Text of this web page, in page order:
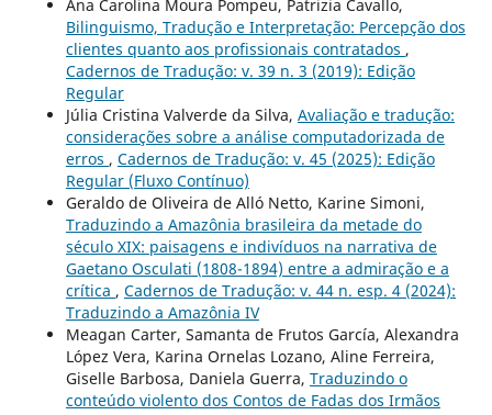
Ana Carolina Moura Pompeu, Patrizia Cavallo,
Bilinguismo, Tradução e Interpretação: Percepção dos
clientes quanto aos profissionais contratados ,
Cadernos de Tradução: v. 39 n. 3 (2019): Edição
Regular
Júlia Cristina Valverde da Silva, Avaliação e tradução:
considerações sobre a análise computadorizada de
erros , Cadernos de Tradução: v. 45 (2025): Edição
Regular (Fluxo Contínuo)
Geraldo de Oliveira de Alló Netto, Karine Simoni,
Traduzindo a Amazônia brasileira da metade do
século XIX: paisagens e indivíduos na narrativa de
Gaetano Osculati (1808-1894) entre a admiração e a
crítica , Cadernos de Tradução: v. 44 n. esp. 4 (2024):
Traduzindo a Amazônia IV
Meagan Carter, Samanta de Frutos García, Alexandra
López Vera, Karina Ornelas Lozano, Aline Ferreira,
Giselle Barbosa, Daniela Guerra, Traduzindo o
conteúdo violento dos Contos de Fadas dos Irmãos